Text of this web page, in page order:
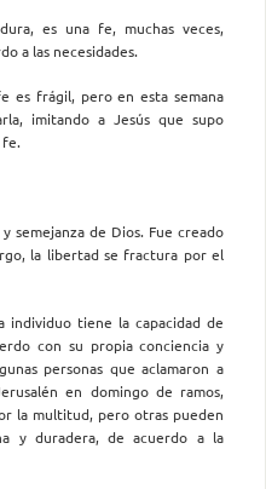
es una fe, muchas veces,
a las necesidades.
es frágil, pero en esta semana
imitando a Jesús que supo
fe.
semejanza de Dios. Fue creado
la libertad se fractura por el
individuo tiene la capacidad de
con su propia conciencia y
personas que aclamaron a
en domingo de ramos,
la multitud, pero otras pueden
y duradera, de acuerdo a la